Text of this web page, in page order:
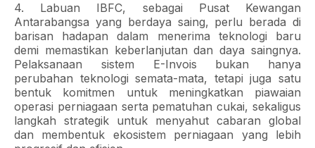
4. Labuan IBFC, sebagai Pusat Kewangan
Antarabangsa yang berdaya saing, perlu berada di
barisan hadapan dalam menerima teknologi baru
demi memastikan keberlanjutan dan daya saingnya.
Pelaksanaan sistem E-Invois bukan hanya
perubahan teknologi semata-mata, tetapi juga satu
bentuk komitmen untuk meningkatkan piawaian
operasi perniagaan serta pematuhan cukai, sekaligus
langkah strategik untuk menyahut cabaran global
dan membentuk ekosistem perniagaan yang lebih